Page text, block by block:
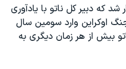
ایران
شد که دبیر کل ناتو با یادآوری
اوکراین وارد سومین سال
بیش از هر زمان دیگری به